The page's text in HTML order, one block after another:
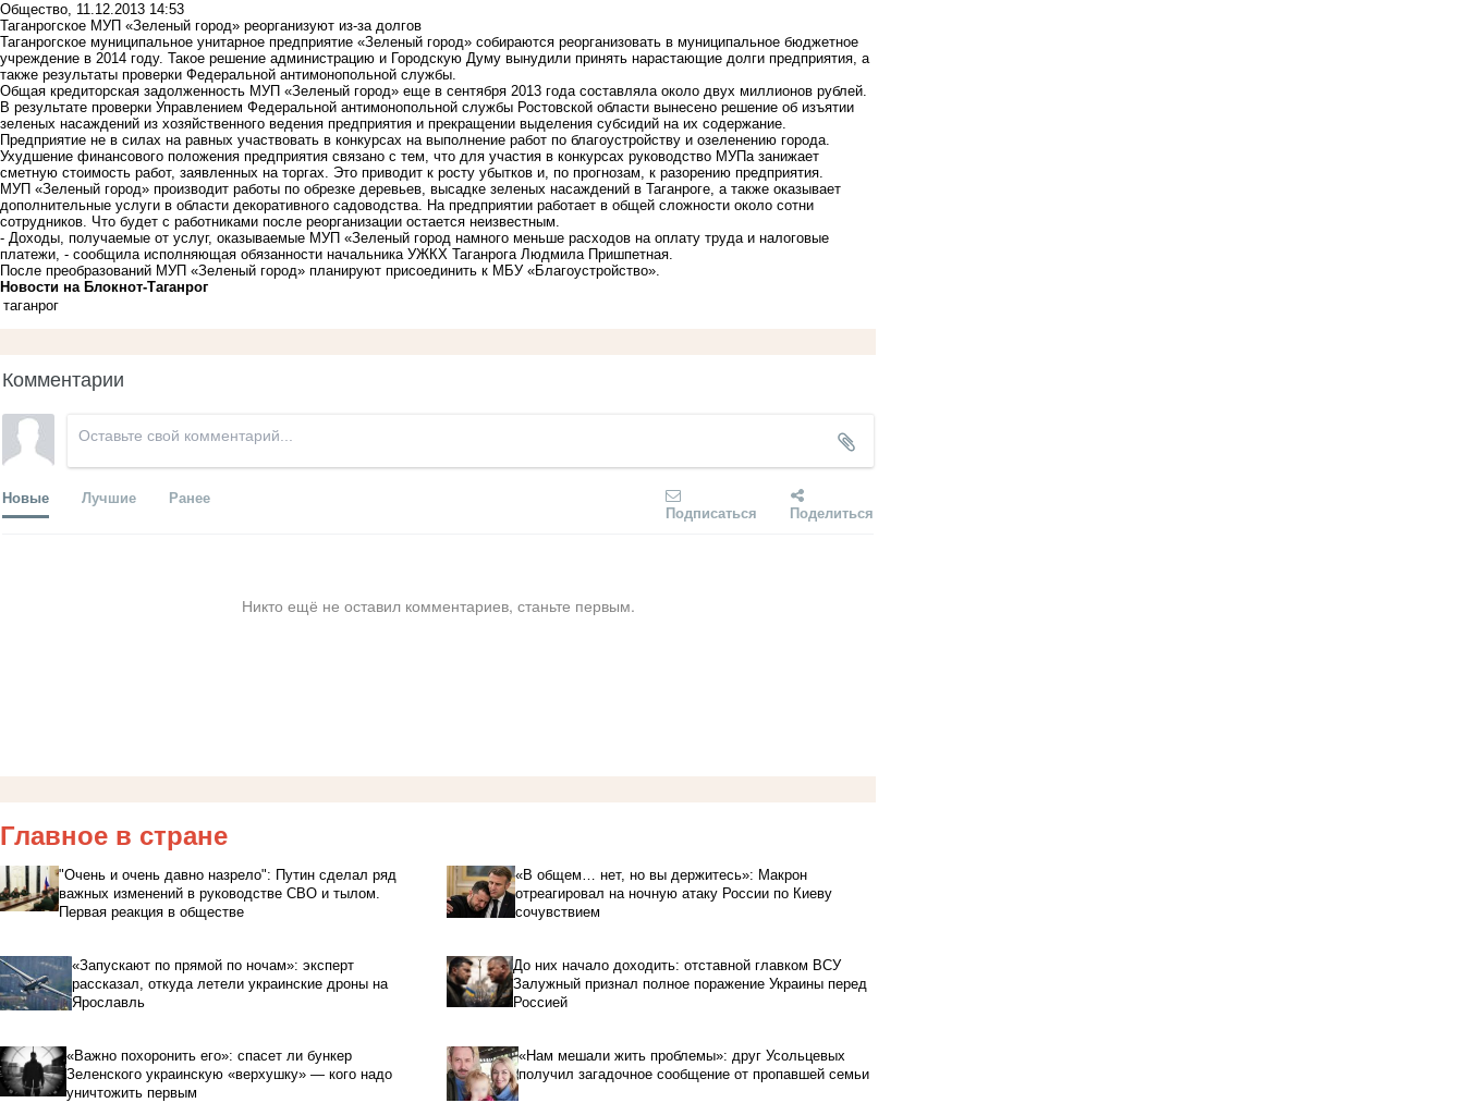
Общество, 11.12.2013 14:53
Таганрогское МУП «Зеленый город» реорганизуют из-за долгов
Таганрогское муниципальное унитарное предприятие «Зеленый город» собираются реорганизовать в муниципальное бюджетное
учреждение в 2014 году. Такое решение администрацию и Городскую Думу вынудили принять нарастающие долги предприятия, а
также результаты проверки Федеральной антимонопольной службы.
Общая кредиторская задолженность МУП «Зеленый город» еще в сентября 2013 года составляла около двух миллионов рублей.
В результате проверки Управлением Федеральной антимонопольной службы Ростовской области вынесено решение об изъятии
зеленых насаждений из хозяйственного ведения предприятия и прекращении выделения субсидий на их содержание.
Предприятие не в силах на равных участвовать в конкурсах на выполнение работ по благоустройству и озеленению города.
Ухудшение финансового положения предприятия связано с тем, что для участия в конкурсах руководство МУПа занижает
сметную стоимость работ, заявленных на торгах. Это приводит к росту убытков и, по прогнозам, к разорению предприятия.
МУП «Зеленый город» производит работы по обрезке деревьев, высадке зеленых насаждений в Таганроге, а также оказывает
дополнительные услуги в области декоративного садоводства. На предприятии работает в общей сложности около сотни
сотрудников. Что будет с работниками после реорганизации остается неизвестным.
- Доходы, получаемые от услуг, оказываемые МУП «Зеленый город намного меньше расходов на оплату труда и налоговые
платежи, - сообщила исполняющая обязанности начальника УЖКХ Таганрога Людмила Пришпетная.
После преобразований МУП «Зеленый город» планируют присоединить к МБУ «Благоустройство».
Новости на Блoкнoт-Таганрог
таганрог
Комментарии
Новые Лучшие Ранее
Подписаться Поделиться
Никто ещё не оставил комментариев, станьте первым.
Главное в стране
"Очень и очень давно назрело": Путин сделал ряд
важных изменений в руководстве СВО и тылом.
Первая реакция в обществе
«В общем… нет, но вы держитесь»: Макрон
отреагировал на ночную атаку России по Киеву
сочувствием
«Запускают по прямой по ночам»: эксперт
рассказал, откуда летели украинские дроны на
Ярославль
До них начало доходить: отставной главком ВСУ
Залужный признал полное поражение Украины перед
Россией
«Важно похоронить его»: спасет ли бункер
Зеленского украинскую «верхушку» — кого надо
уничтожить первым
«Нам мешали жить проблемы»: друг Усольцевых
получил загадочное сообщение от пропавшей семьи